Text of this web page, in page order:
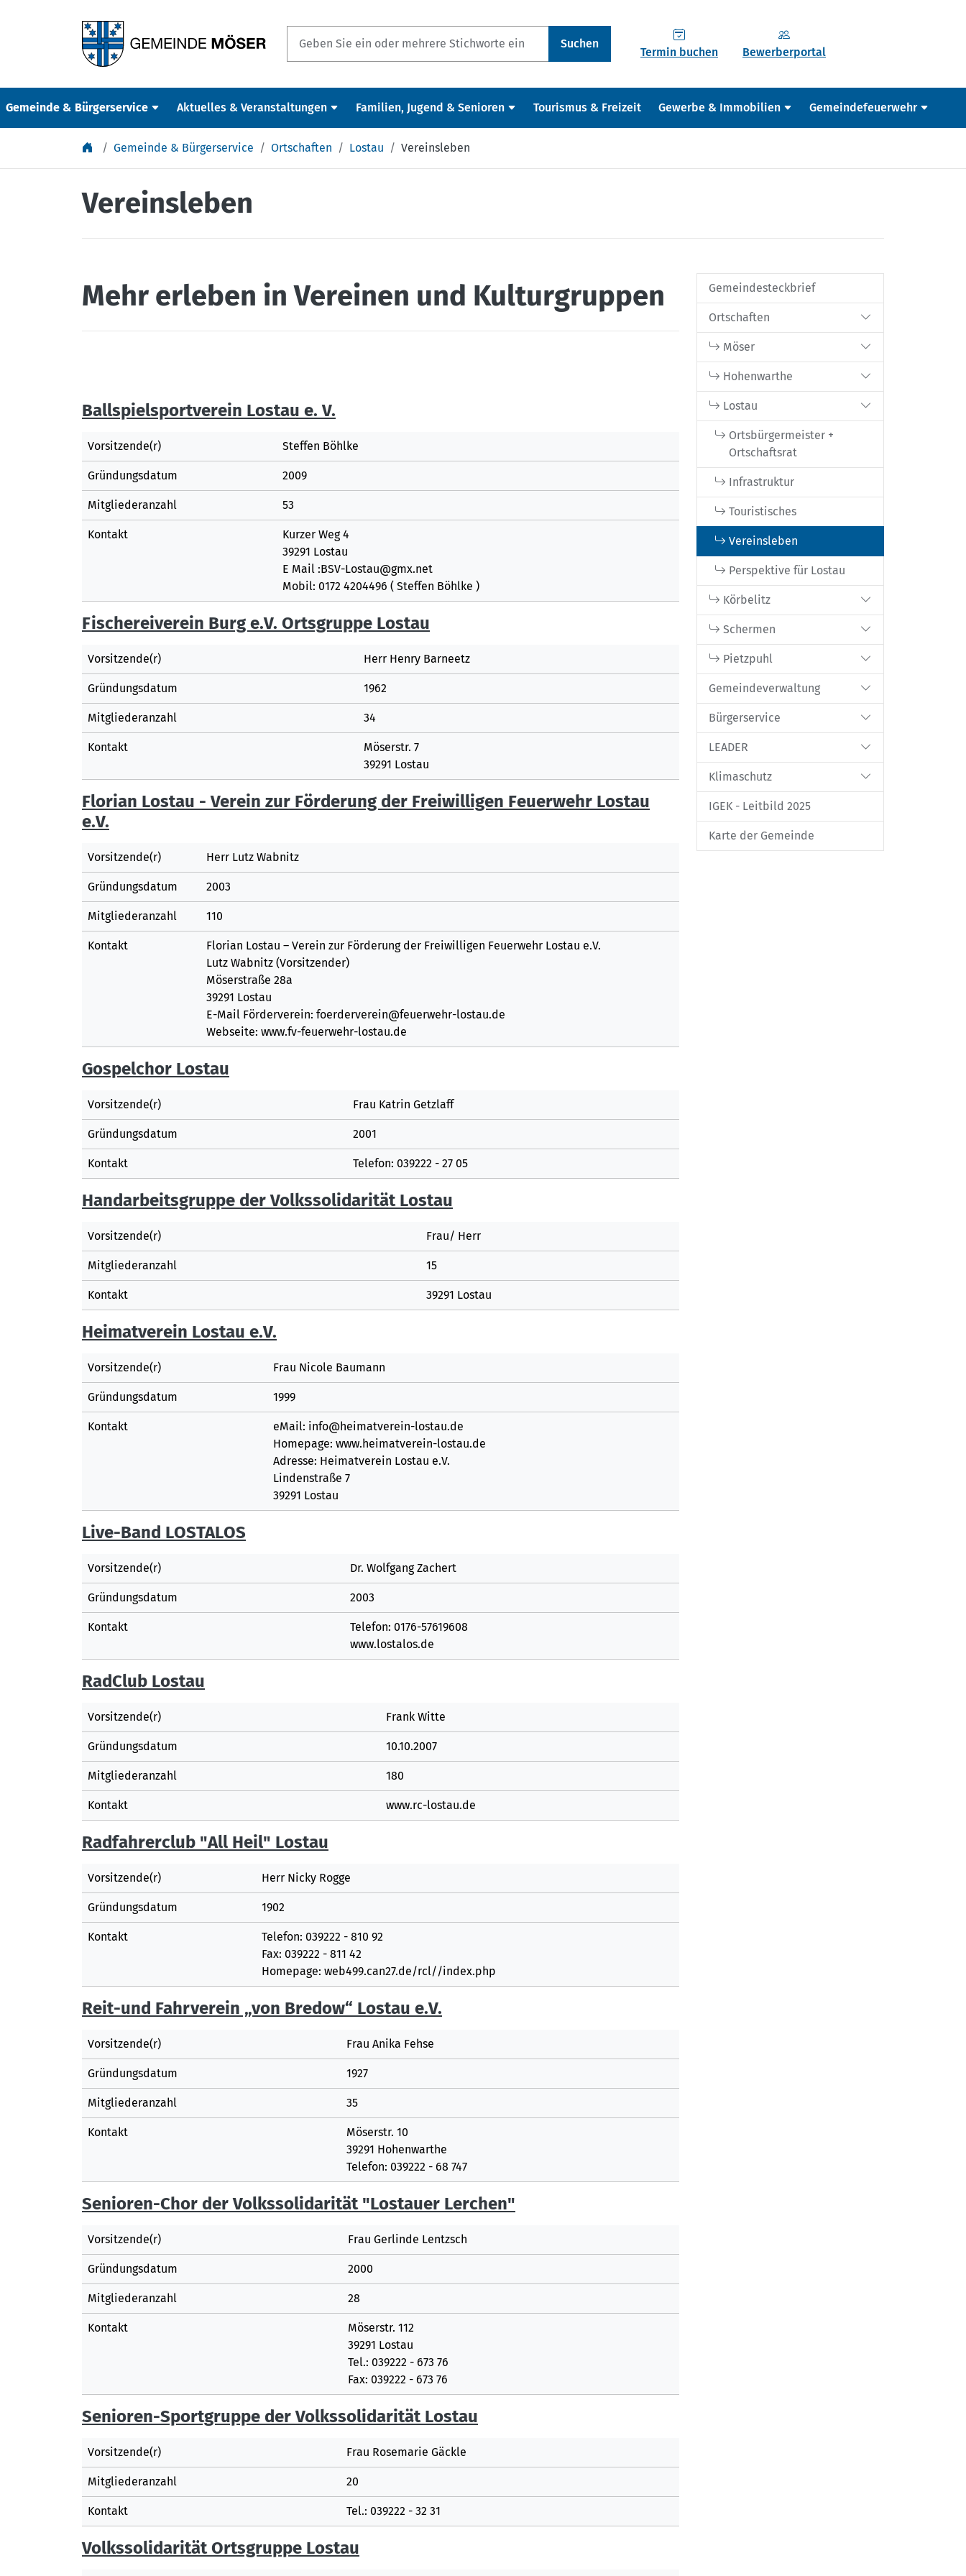
Suchen
Termin buchen Bewerberportal
Gemeinde & Bürgerservice Aktuelles & Veranstaltungen Familien, Jugend & Senioren Tourismus & Freizeit Gewerbe & Immobilien Gemeindefeuerwehr
Gemeinde & Bürgerservice Ortschaften Lostau Vereinsleben
Vereinsleben
Mehr erleben in Vereinen und Kulturgruppen
Ballspielsportverein Lostau e. V.
Vorsitzende(r) Steffen Böhlke
Gründungsdatum 2009
Mitgliederanzahl 53
Kontakt
Kurzer Weg 4
39291 Lostau
E Mail :BSV-Lostau@gmx.net
Mobil: 0172 4204496 ( Steffen Böhlke )
Fischereiverein Burg e.V. Ortsgruppe Lostau
Vorsitzende(r) Herr Henry Barneetz
Gründungsdatum 1962
Mitgliederanzahl 34
Kontakt
Möserstr. 7
39291 Lostau
Florian Lostau - Verein zur Förderung der Freiwilligen Feuerwehr Lostau
e.V.
Vorsitzende(r) Herr Lutz Wabnitz
Gründungsdatum 2003
Mitgliederanzahl 110
Kontakt
Florian Lostau – Verein zur Förderung der Freiwilligen Feuerwehr Lostau e.V.
Lutz Wabnitz (Vorsitzender)
Möserstraße 28a
39291 Lostau
E-Mail Förderverein: foerderverein@feuerwehr-lostau.de
Webseite: www.fv-feuerwehr-lostau.de
Gospelchor Lostau
Vorsitzende(r) Frau Katrin Getzlaff
Gründungsdatum 2001
Kontakt Telefon: 039222 - 27 05
Handarbeitsgruppe der Volkssolidarität Lostau
Vorsitzende(r) Frau/ Herr
Mitgliederanzahl 15
Kontakt 39291 Lostau
Heimatverein Lostau e.V.
Vorsitzende(r) Frau Nicole Baumann
Gründungsdatum 1999
Kontakt
eMail: info@heimatverein-lostau.de
Homepage: www.heimatverein-lostau.de
Adresse: Heimatverein Lostau e.V.
Lindenstraße 7
39291 Lostau
Live-Band LOSTALOS
Vorsitzende(r) Dr. Wolfgang Zachert
Gründungsdatum 2003
Kontakt
Telefon: 0176-57619608
www.lostalos.de
RadClub Lostau
Vorsitzende(r) Frank Witte
Gründungsdatum 10.10.2007
Mitgliederanzahl 180
Kontakt www.rc-lostau.de
Radfahrerclub "All Heil" Lostau
Vorsitzende(r) Herr Nicky Rogge
Gründungsdatum 1902
Kontakt
Telefon: 039222 - 810 92
Fax: 039222 - 811 42
Homepage: web499.can27.de/rcl//index.php
Reit-und Fahrverein „von Bredow“ Lostau e.V.
Vorsitzende(r) Frau Anika Fehse
Gründungsdatum 1927
Mitgliederanzahl 35
Kontakt
Möserstr. 10
39291 Hohenwarthe
Telefon: 039222 - 68 747
Senioren-Chor der Volkssolidarität "Lostauer Lerchen"
Vorsitzende(r) Frau Gerlinde Lentzsch
Gründungsdatum 2000
Mitgliederanzahl 28
Kontakt
Möserstr. 112
39291 Lostau
Tel.: 039222 - 673 76
Fax: 039222 - 673 76
Senioren-Sportgruppe der Volkssolidarität Lostau
Vorsitzende(r) Frau Rosemarie Gäckle
Mitgliederanzahl 20
Kontakt Tel.: 039222 - 32 31
Volkssolidarität Ortsgruppe Lostau
Gemeindesteckbrief
Ortschaften
Möser
Hohenwarthe
Lostau
Ortsbürgermeister +
Ortschaftsrat
Infrastruktur
Touristisches
Vereinsleben
Perspektive für Lostau
Körbelitz
Schermen
Pietzpuhl
Gemeindeverwaltung
Bürgerservice
LEADER
Klimaschutz
IGEK - Leitbild 2025
Karte der Gemeinde